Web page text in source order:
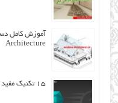
Architecture
۱۵ تکنیک مفید برای ۳Ds max